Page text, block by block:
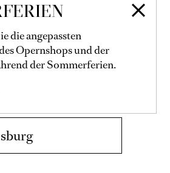
die angepassten
Opernshops und der
der Sommerferien.